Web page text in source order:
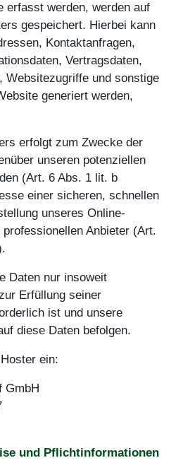
erfasst werden, werden auf
gespeichert. Hierbei kann
Kontaktanfragen,
Vertragsdaten,
Websitezugriffe und sonstige
generiert werden,
erfolgt zum Zwecke der
unseren potenziellen
(Art. 6 Abs. 1 lit. b
einer sicheren, schnellen
unseres Online-
Anbieter (Art.
Daten nur insoweit
Erfüllung seiner
ist und unsere
diese Daten befolgen.
ein:
GmbH
und Pflicht­informationen